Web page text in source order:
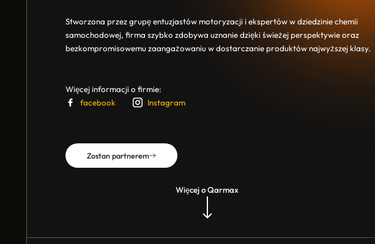
Stworzona przez grupę entuzjastów motoryzacji i ekspertów w dziedzinie chemii
samochodowej, firma szybko zdobywa uznanie dzięki świeżej perspektywie oraz
bezkompromisowemu zaangażowaniu w dostarczanie produktów najwyższej klasy.
Więcej informacji o firmie:
facebook
Instagram
Zostan partnerem
Więcej o Qarmax